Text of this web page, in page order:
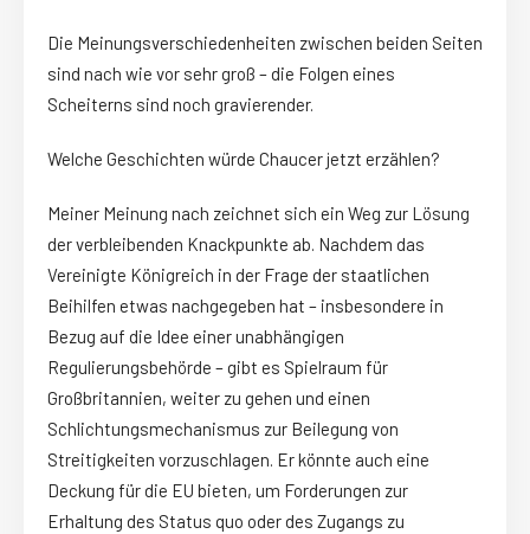
Die Meinungsverschiedenheiten zwischen beiden Seiten
sind nach wie vor sehr groß – die Folgen eines
Scheiterns sind noch gravierender.
Welche Geschichten würde Chaucer jetzt erzählen?
Meiner Meinung nach zeichnet sich ein Weg zur Lösung
der verbleibenden Knackpunkte ab. Nachdem das
Vereinigte Königreich in der Frage der staatlichen
Beihilfen etwas nachgegeben hat – insbesondere in
Bezug auf die Idee einer unabhängigen
Regulierungsbehörde – gibt es Spielraum für
Großbritannien, weiter zu gehen und einen
Schlichtungsmechanismus zur Beilegung von
Streitigkeiten vorzuschlagen. Er könnte auch eine
Deckung für die EU bieten, um Forderungen zur
Erhaltung des Status quo oder des Zugangs zu